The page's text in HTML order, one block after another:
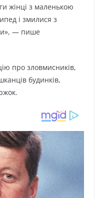
жінці з маленькою
і змилися з
— пише
про зловмисників,
будинків,